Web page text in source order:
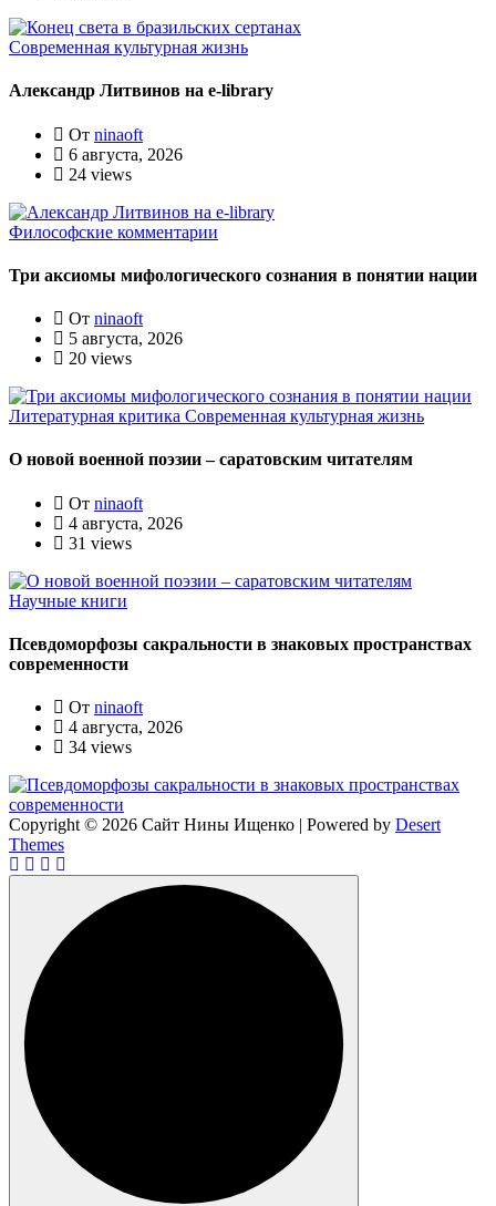
Современная культурная жизнь
Александр Литвинов на e-library
От ninaoft
6 августа, 2026
24 views
Философские комментарии
Три аксиомы мифологического сознания в понятии нации
От ninaoft
5 августа, 2026
20 views
Литературная критика Современная культурная жизнь
О новой военной поэзии – саратовским читателям
От ninaoft
4 августа, 2026
31 views
Научные книги
Псевдоморфозы сакральности в знаковых пространствах
современности
От ninaoft
4 августа, 2026
34 views
Copyright © 2026 Сайт Нины Ищенко | Powered by Desert
Themes